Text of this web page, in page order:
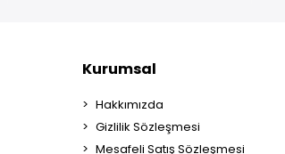
Kurumsal
Hakkımızda
Gizlilik Sözleşmesi
Mesafeli Satış Sözleşmesi